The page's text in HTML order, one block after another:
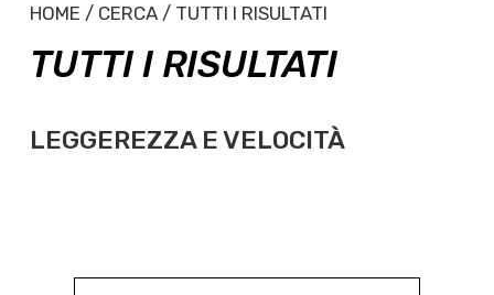
HOME / CERCA / TUTTI I RISULTATI
TUTTI I RISULTATI
LEGGEREZZA E VELOCITÀ